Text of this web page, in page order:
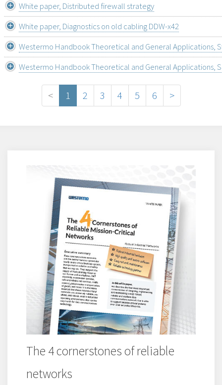
White paper, Distributed firewall strategy
White paper, Diagnostics on old cabling DDW-x42
Westermo Handbook Theoretical and General Applications,
Westermo Handbook Theoretical and General Applications,
< 1 2 3 4 5 6 >
The 4 cornerstones of reliable
networks